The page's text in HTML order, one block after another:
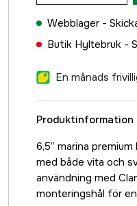
Webblager -
Butik Hyltebruk -
En månads
Produktinformation
6,5” marina
med både vita och
användning med
monteringshål för